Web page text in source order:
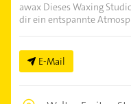
awax Dieses Waxing
dir ein entspannte
E-Mail